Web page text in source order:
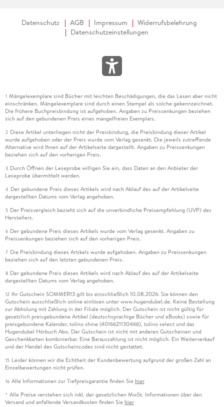
Datenschutz AGB Impressum
Widerrufsbelehrung
Datenschutzeinstellungen
1 Mängelexemplare sind Bücher mit leichten Beschädigungen, die das Lesen aber nicht
einschränken. Mängelexemplare sind durch einen Stempel als solche gekennzeichnet.
Die frühere Buchpreisbindung ist aufgehoben. Angaben zu Preissenkungen beziehen
sich auf den gebundenen Preis eines mangelfreien Exemplars.
2 Diese Artikel unterliegen nicht der Preisbindung, die Preisbindung dieser Artikel
wurde aufgehoben oder der Preis wurde vom Verlag gesenkt. Die jeweils zutreffende
Alternative wird Ihnen auf der Artikelseite dargestellt. Angaben zu Preissenkungen
beziehen sich auf den vorherigen Preis.
3 Durch Öffnen der Leseprobe willigen Sie ein, dass Daten an den Anbieter der
Leseprobe übermittelt werden.
4 Der gebundene Preis dieses Artikels wird nach Ablauf des auf der Artikelseite
dargestellten Datums vom Verlag angehoben.
5 Der Preisvergleich bezieht sich auf die unverbindliche Preisempfehlung (UVP) des
Herstellers.
6 Der gebundene Preis dieses Artikels wurde vom Verlag gesenkt. Angaben zu
Preissenkungen beziehen sich auf den vorherigen Preis.
7 Die Preisbindung dieses Artikels wurde aufgehoben. Angaben zu Preissenkungen
beziehen sich auf den letzten gebundenen Preis.
8 Der gebundene Preis dieses Artikels wird nach Ablauf des auf der Artikelseite
dargestellten Datums vom Verlag angehoben.
12 Ihr Gutschein SOMMER13 gilt bis einschließlich 10.08.2026. Sie können den
Gutschein ausschließlich online einlösen unter www.hugendubel.de. Keine Bestellung
zur Abholung mit Zahlung in der Filiale möglich. Der Gutschein ist nicht gültig für
gesetzlich preisgebundene Artikel (deutschsprachige Bücher und eBooks) sowie für
preisgebundene Kalender, tolino shine (4016621130466), tolino select und das
Hugendubel Hörbuch Abo. Der Gutschein ist nicht mit anderen Gutscheinen und
Geschenkkarten kombinierbar. Eine Barauszahlung ist nicht möglich. Ein Weiterverkauf
und der Handel des Gutscheincodes sind nicht gestattet.
15 Leider können wir die Echtheit der Kundenbewertung aufgrund der großen Zahl an
Einzelbewertungen nicht prüfen.
16 Alle Informationen zur Tiefpreisgarantie finden Sie hier
* Alle Preise verstehen sich inkl. der gesetzlichen MwSt. Informationen über den
Versand und anfallende Versandkosten finden Sie hier